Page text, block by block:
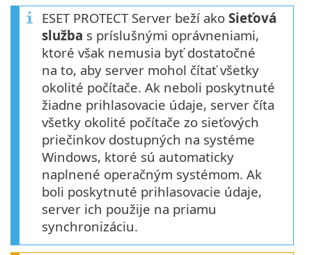
ESET PROTECT Server beží ako Sieťová
služba s príslušnými oprávneniami,
ktoré však nemusia byť dostatočné
na to, aby server mohol čítať všetky
okolité počítače. Ak neboli poskytnuté
žiadne prihlasovacie údaje, server číta
všetky okolité počítače zo sieťových
priečinkov dostupných na systéme
Windows, ktoré sú automaticky
naplnené operačným systémom. Ak
boli poskytnuté prihlasovacie údaje,
server ich použije na priamu
synchronizáciu.